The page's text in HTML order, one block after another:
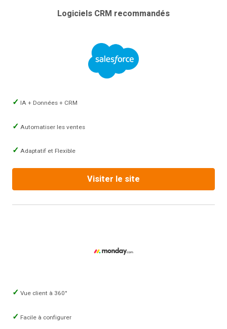
Logiciels CRM recommandés
IA + Données + CRM
Automatiser les ventes
Adaptatif et Flexible
Visiter le site
Vue client à 360°
Facile à configurer